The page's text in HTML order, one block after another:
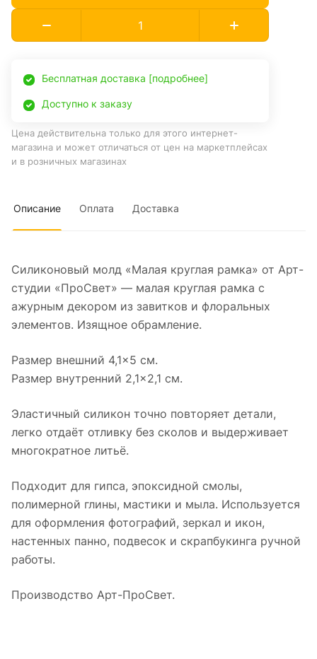
Бесплатная доставка [подробнее]
Доступно к заказу
Цена действительна только для этого интернет-
магазина и может отличаться от цен на маркетплейсах
и в розничных магазинах
Описание Оплата Доставка
Силиконовый молд «Малая круглая рамка» от Арт-
студии «ПроСвет» — малая круглая рамка с
ажурным декором из завитков и флоральных
элементов. Изящное обрамление.
Размер внешний 4,1×5 см.
Размер внутренний 2,1×2,1 см.
Эластичный силикон точно повторяет детали,
легко отдаёт отливку без сколов и выдерживает
многократное литьё.
Подходит для гипса, эпоксидной смолы,
полимерной глины, мастики и мыла. Используется
для оформления фотографий, зеркал и икон,
настенных панно, подвесок и скрапбукинга ручной
работы.
Производство Арт-ПроСвет.